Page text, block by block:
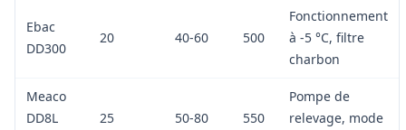
Ebac
DD300
20 40-60 500
Fonctionnement
à -5 °C, filtre
charbon
Meaco
DD8L
25 50-80 550
Pompe de
relevage, mode